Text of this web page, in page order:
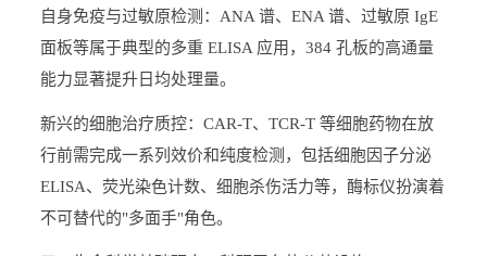
自身免疫与过敏原检测：ANA 谱、ENA 谱、过敏原 IgE
面板等属于典型的多重 ELISA 应用，384 孔板的高通量
能力显著提升日均处理量。
新兴的细胞治疗质控：CAR-T、TCR-T 等细胞药物在放
行前需完成一系列效价和纯度检测，包括细胞因子分泌
ELISA、荧光染色计数、细胞杀伤活力等，酶标仪扮演着
不可替代的"多面手"角色。